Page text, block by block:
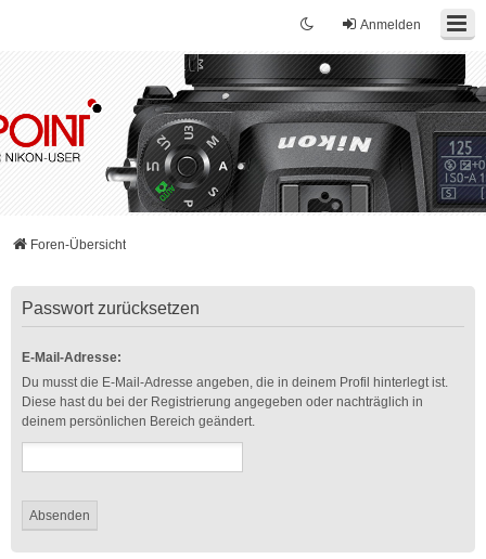
Anmelden
Foren-Übersicht
Passwort zurücksetzen
E-Mail-Adresse:
Du musst die E-Mail-Adresse angeben, die in deinem Profil hinterlegt ist.
Diese hast du bei der Registrierung angegeben oder nachträglich in
deinem persönlichen Bereich geändert.